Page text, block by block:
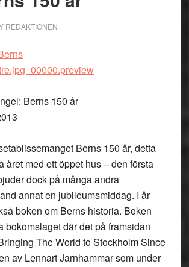
REDAKTIONEN
Berns 150 år
Berns 150 år, detta
året med ett öppet hus – den första
dock på många andra
annat en jubileumsmiddag. I år
boken om Berns historia. Boken
bokomslaget där det på framsidan
The World to Stockholm Since
av Lennart Jarnhammar som under